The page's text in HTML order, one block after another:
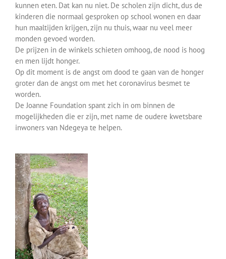
kunnen eten. Dat kan nu niet. De scholen zijn dicht, dus de
kinderen die normaal gesproken op school wonen en daar
hun maaltijden krijgen, zijn nu thuis, waar nu veel meer
monden gevoed worden.
De prijzen in de winkels schieten omhoog, de nood is hoog
en men lijdt honger.
Op dit moment is de angst om dood te gaan van de honger
groter dan de angst om met het coronavirus besmet te
worden.
De Joanne Foundation spant zich in om binnen de
mogelijkheden die er zijn, met name de oudere kwetsbare
inwoners van Ndegeya te helpen.